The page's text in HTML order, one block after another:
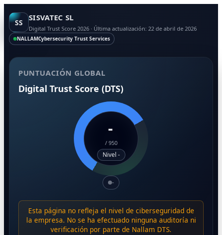
SS SISVATEC SL
Digital Trust Score 2026 · Última actualización: 22 de abril de 2026
NALLAMCybersecurity Trust Services
PUNTUACIÓN GLOBAL
Digital Trust Score (DTS)
-
/ 950
Nivel -
-
Esta página no refleja el nivel de ciberseguridad de
la empresa. No se ha efectuado ninguna auditoría ni
verificación por parte de Nallam DTS.